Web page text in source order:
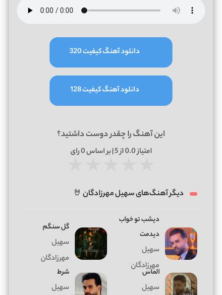
دانلود آهنگ کیفیت 320
دانلود آهنگ کیفیت 128
این آهنگ را چقدر دوست داشتید؟
امتیاز0.0از 5 | بر اساس 0رای
دیگر آهنگ‌های سهیل مهرزادگان 🤘
دیشب تو خواب
دیدمت
سهیل
مهرزادگان
گل سنگم
سهیل
مهرزادگان
الماس
سهیل
شرط
سهیل